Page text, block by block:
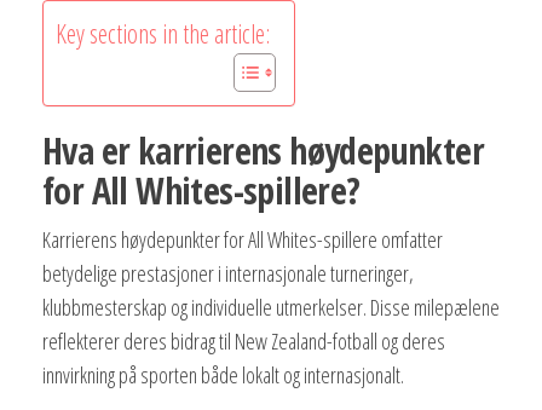
Key sections in the article:
Hva er karrierens høydepunkter
for All Whites-spillere?
Karrierens høydepunkter for All Whites-spillere omfatter
betydelige prestasjoner i internasjonale turneringer,
klubbmesterskap og individuelle utmerkelser. Disse milepælene
reflekterer deres bidrag til New Zealand-fotball og deres
innvirkning på sporten både lokalt og internasjonalt.